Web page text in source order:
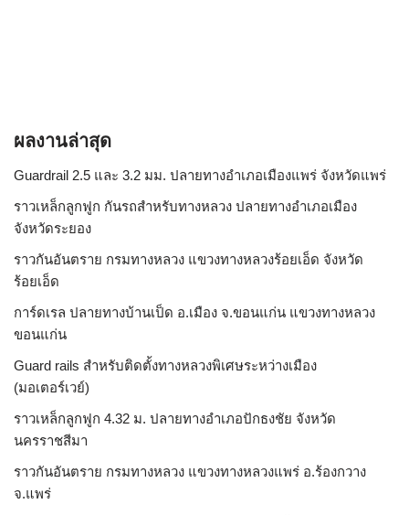
ผลงานล่าสุด
Guardrail 2.5 และ 3.2 มม. ปลายทางอำเภอเมืองแพร่ จังหวัดแพร่
ราวเหล็กลูกฟูก กันรถสําหรับทางหลวง ปลายทางอำเภอเมือง
จังหวัดระยอง
ราวกันอันตราย กรมทางหลวง แขวงทางหลวงร้อยเอ็ด จังหวัด
ร้อยเอ็ด
การ์ดเรล ปลายทางบ้านเป็ด อ.เมือง จ.ขอนแก่น แขวงทางหลวง
ขอนแก่น
Guard rails สำหรับติดตั้งทางหลวงพิเศษระหว่างเมือง
(มอเตอร์เวย์)
ราวเหล็กลูกฟูก 4.32 ม. ปลายทางอำเภอปักธงชัย จังหวัด
นครราชสีมา
ราวกันอันตราย กรมทางหลวง แขวงทางหลวงแพร่ อ.ร้องกวาง
จ.แพร่